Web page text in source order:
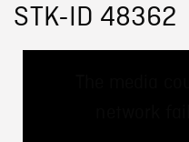
STK-ID 48362